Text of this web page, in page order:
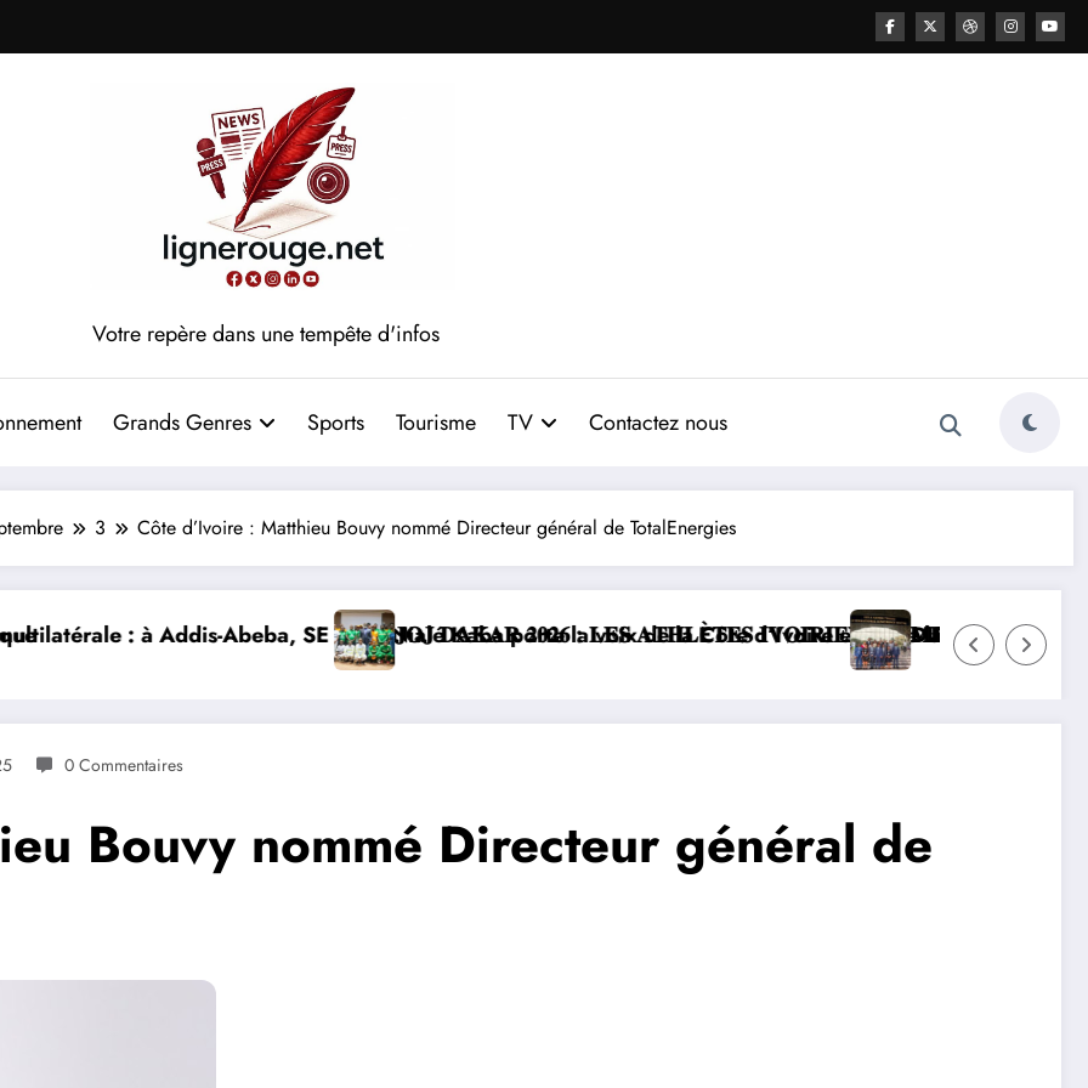
Votre repère dans une tempête d'infos
Grands Genres Sports Tourisme TV Contactez nous
3 Côte d’Ivoire : Matthieu Bouvy nommé Directeur général de TotalEnergies
Mme Nialé Kaba porte la voix de la Côte d’Ivoire et lance la construction de la nouvelle chancellerie
𝐉𝐎𝐉 𝐃𝐀𝐊𝐀𝐑 𝟐𝟎𝟐𝟔 : 𝐋𝐄𝐒 𝐀𝐓𝐇𝐋È𝐓𝐄𝐒 𝐈𝐕𝐎𝐈𝐑𝐈𝐄𝐍𝐒 𝐒’𝐈𝐌𝐏𝐑È𝐆𝐍𝐄𝐍𝐓 𝐃𝐄𝐒 𝐕𝐀𝐋𝐄𝐔𝐑𝐒 𝐃𝐄
DIPLOMATIE NUMÉRIQUE : LA CÔTE
0 Commentaires
Bouvy nommé Directeur général de